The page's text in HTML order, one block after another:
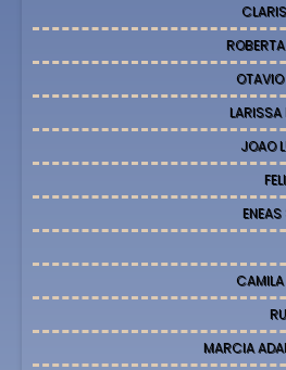
OTAVIO
LARISSA
JOAO
MARCIA